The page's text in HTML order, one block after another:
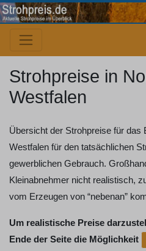
Strohpreise in
Westfalen
Übersicht der Strohpreise für das
Westfalen für den tatsächlichen
gewerblichen Gebrauch.
Kleinabnehmer nicht realistisch,
vom Erzeugen von “nebenan”
Um realistische Preise
Ende der Seite die Möglichkeit